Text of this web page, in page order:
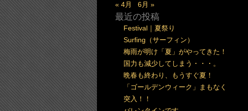
« 4月 6月 »
最近の投稿
Festival｜夏祭り
Surfing（サーフィン）
梅雨が明け「夏」がやってきた！
国力も減少してしまう・・・。
晩春も終わり、もうすぐ夏！
「ゴールデンウィーク」まもなく
突入！！